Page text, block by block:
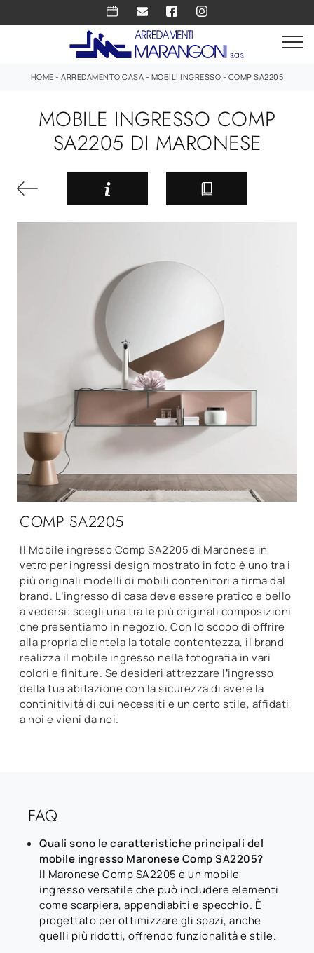
HOME -ARREDAMENTO CASA - MOBILI INGRESSO - COMP SA2205
MOBILE INGRESSO COMP
SA2205 DI MARONESE
COMP SA2205
Il Mobile ingresso Comp SA2205 di Maronese in
vetro per ingressi design mostrato in foto è uno tra i
più originali modelli di mobili contenitori a firma dal
brand. L’ingresso di casa deve essere pratico e bello
a vedersi: scegli una tra le più originali composizioni
che presentiamo in negozio. Con lo scopo di offrire
alla propria clientela la totale contentezza, il brand
realizza il mobile ingresso nella fotografia in vari
colori e finiture. Se desideri attrezzare l’ingresso
della tua abitazione con la sicurezza di avere la
continitività di cui necessiti e un certo stile, affidati
a noi e vieni da noi.
FAQ
Quali sono le caratteristiche principali del
mobile ingresso Maronese Comp SA2205?
Il Maronese Comp SA2205 è un mobile
ingresso versatile che può includere elementi
come scarpiera, appendiabiti e specchio. È
progettato per ottimizzare gli spazi, anche
quelli più ridotti, offrendo funzionalità e stile.